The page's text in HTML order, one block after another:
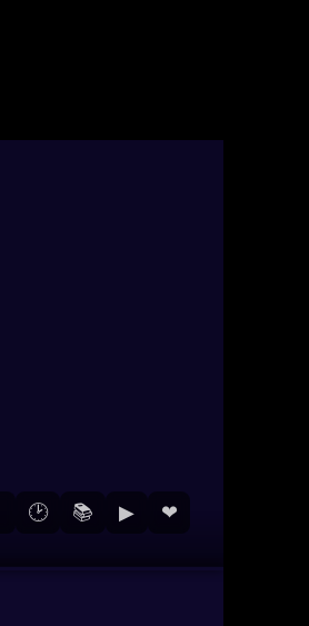
🕑 📚 ▶ ❤